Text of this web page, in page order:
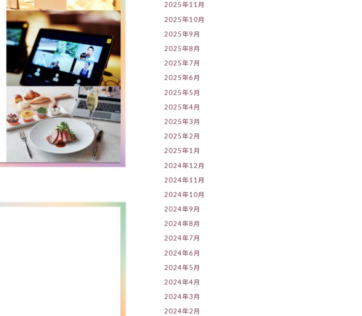
2025年11月
2025年10月
2025年9月
2025年8月
2025年7月
2025年6月
2025年5月
2025年4月
2025年3月
2025年2月
2025年1月
2024年12月
2024年11月
2024年10月
2024年9月
2024年8月
2024年7月
2024年6月
2024年5月
2024年4月
2024年3月
2024年2月